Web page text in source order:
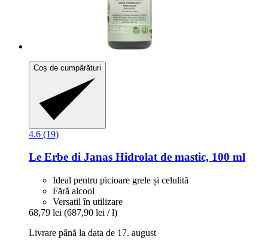
Coș de cumpărături
4.6 (19)
Le Erbe di Janas Hidrolat de mastic, 100 ml
Ideal pentru picioare grele și celulită
Fără alcool
Versatil în utilizare
68,79 lei (687,90 lei / l)
Livrare până la data de 17. august